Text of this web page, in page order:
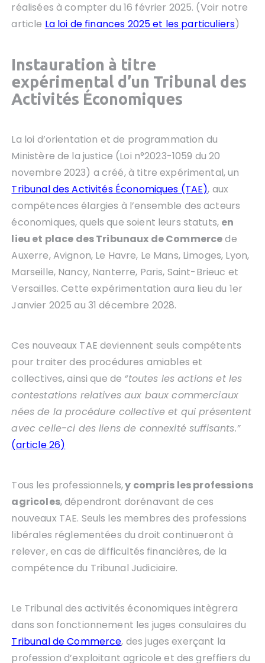
réalisées à compter du 16 février 2025. (Voir notre
article La loi de finances 2025 et les particuliers)
Instauration à titre
expérimental d’un Tribunal des
Activités Économiques
La loi d’orientation et de programmation du
Ministère de la justice (Loi n°2023-1059 du 20
novembre 2023) a créé, à titre expérimental, un
Tribunal des Activités Économiques (TAE), aux
compétences élargies à l’ensemble des acteurs
économiques, quels que soient leurs statuts, en
lieu et place des Tribunaux de Commercede
Auxerre, Avignon, Le Havre, Le Mans, Limoges, Lyon,
Marseille, Nancy, Nanterre, Paris, Saint-Brieuc et
Versailles. Cette expérimentation aura lieu du 1er
Janvier 2025 au 31 décembre 2028.
Ces nouveaux TAE deviennent seuls compétents
pour traiter des procédures amiables et
collectives, ainsi que de “toutes les actions et les
contestations relatives aux baux commerciaux
nées de la procédure collective et qui présentent
avec celle-ci des liens de connexité suffisants.”
(article 26)
Tous les professionnels,y compris les professions
agricoles, dépendront dorénavant de ces
nouveaux TAE. Seuls les membres des professions
libérales réglementées du droit continueront à
relever, en cas de difficultés financières, de la
compétence du Tribunal Judiciaire.
Le Tribunal des activités économiques intègrera
dans son fonctionnement les juges consulaires du
Tribunal de Commerce, des juges exerçant la
profession d’exploitant agricole et des greffiers du